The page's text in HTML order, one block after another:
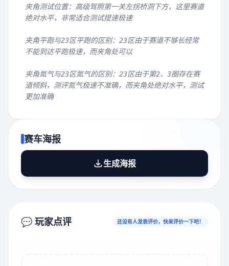
夹角测试位置：高级驾照第一关左拐桥洞下方，这里赛道
绝对水平，非常适合测试提速极速
夹角平跑与23区平跑的区别：23区由于赛道不够长经常
不能到达平跑极速，而夹角处可以
夹角氮气与23区氮气的区别：23区由于第2、3圈存在赛
道倾斜，测评氮气极速不准确，而夹角处绝对水平，测试
更加准确
赛车海报
生成海报
💬 玩家点评 还没有人发表评价，快来评价一下吧！